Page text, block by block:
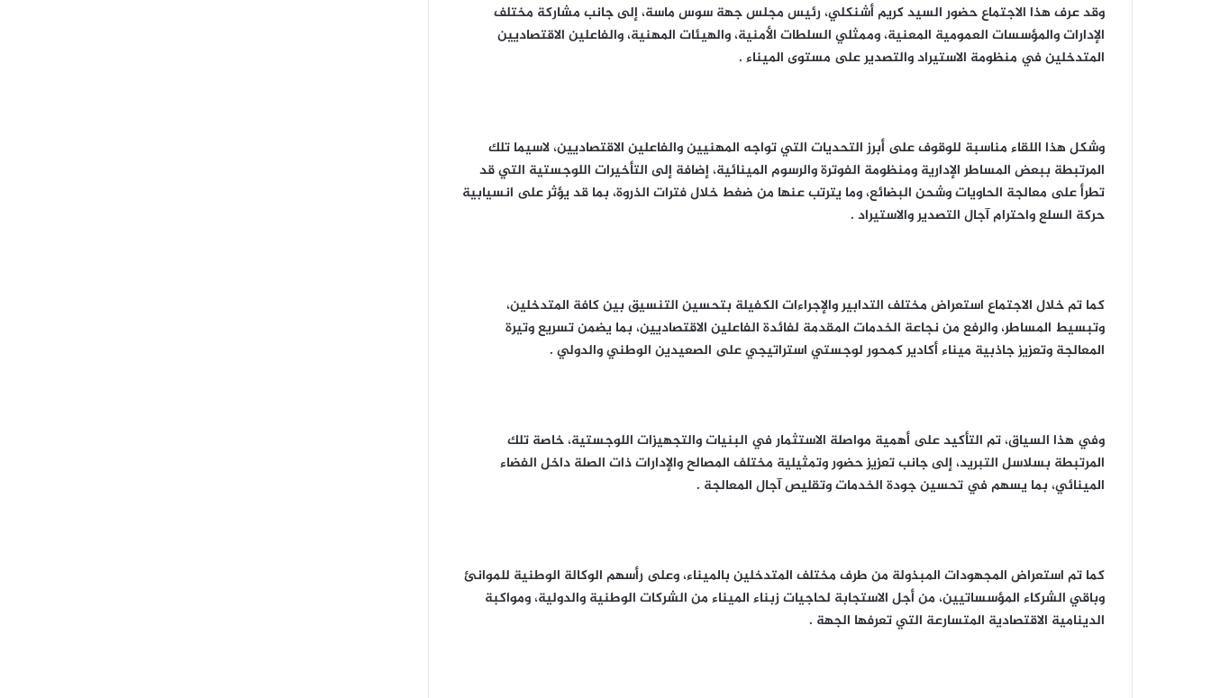
وقد عرف هذا الاجتماع حضور السيد كريم أشنكلي، رئيس مجلس جهة سوس ماسة، إلى جانب مشاركة مختلف
الإدارات والمؤسسات العمومية المعنية، وممثلي السلطات الأمنية، والهيئات المهنية، والفاعلين الاقتصاديين
المتدخلين في منظومة الاستيراد والتصدير على مستوى الميناء .
وشكل هذا اللقاء مناسبة للوقوف على أبرز التحديات التي تواجه المهنيين والفاعلين الاقتصاديين، لاسيما تلك
المرتبطة ببعض المساطر الإدارية ومنظومة الفوترة والرسوم المينائية، إضافة إلى التأخيرات اللوجستية التي قد
تطرأ على معالجة الحاويات وشحن البضائع، وما يترتب عنها من ضغط خلال فترات الذروة، بما قد يؤثر على انسيابية
حركة السلع واحترام آجال التصدير والاستيراد .
كما تم خلال الاجتماع استعراض مختلف التدابير والإجراءات الكفيلة بتحسين التنسيق بين كافة المتدخلين،
وتبسيط المساطر، والرفع من نجاعة الخدمات المقدمة لفائدة الفاعلين الاقتصاديين، بما يضمن تسريع وتيرة
المعالجة وتعزيز جاذبية ميناء أكادير كمحور لوجستي استراتيجي على الصعيدين الوطني والدولي .
وفي هذا السياق، تم التأكيد على أهمية مواصلة الاستثمار في البنيات والتجهيزات اللوجستية، خاصة تلك
المرتبطة بسلاسل التبريد، إلى جانب تعزيز حضور وتمثيلية مختلف المصالح والإدارات ذات الصلة داخل الفضاء
المينائي، بما يسهم في تحسين جودة الخدمات وتقليص آجال المعالجة .
كما تم استعراض المجهودات المبذولة من طرف مختلف المتدخلين بالميناء، وعلى رأسهم الوكالة الوطنية للموانئ
وباقي الشركاء المؤسساتيين، من أجل الاستجابة لحاجيات زبناء الميناء من الشركات الوطنية والدولية، ومواكبة
الدينامية الاقتصادية المتسارعة التي تعرفها الجهة .